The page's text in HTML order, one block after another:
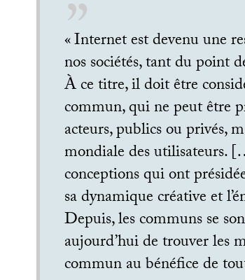
«Internet est devenu une
nos sociétés, tant du point
À ce titre, il doit être
commun, qui ne peut être
acteurs, publics ou privés,
mondiale des utilisateurs.
conceptions qui ont
sa dynamique créative et
Depuis, les communs se
aujourd’hui de trouver les
commun au bénéfice de